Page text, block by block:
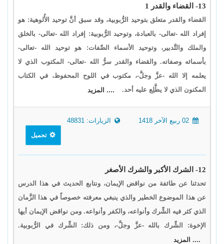
13- القضاء والقدر 1
القضاء والقدر متعلق بتوحيد الرُّبوبية، وقد سبق أنَّ توحيد الأُلوهية: هو
إفراد الله -تعالى- بالعبادة، وتوحيد الرُّبوبية: إفراد الله -تعالى- بالخلق
والملك والتَّدبير، وتوحيد الأسماء الصِّفات: هو توحيد الله -تعالى-
بأسمائه وصفاته. والقضاء والقدر سرُّ الله -تعالى- المكتوب الذي لا
يعلمه إلا الله -عزَّ وجلَّ-، مكتوب في اللوح المحفوظ، في الكتاب
المكنون الذي لا يطَّلِع عليه أحد.
.... المزيد
الزيارات: 48831
تحميل
12- الشرك الأكبر والشرك الأصغر
تحدثنا عن طائفة من نواقض الإيمان، ونتابع الحديث في هذا الدرس
عن هذا الموضوع الخطير والذي ينبغي معرفته خصوصاً في هذا الزَّمان
الذي كثر فيه الشِّرك وأنواعه، والكفر وأنواعه. ومن نواقض الإيمان أيها
الإخوة: الشِّرك بالله -عزَّ وجلَّ-، ومن ذلك: الشِّرك في الرُّبوبية.
.... المزيد